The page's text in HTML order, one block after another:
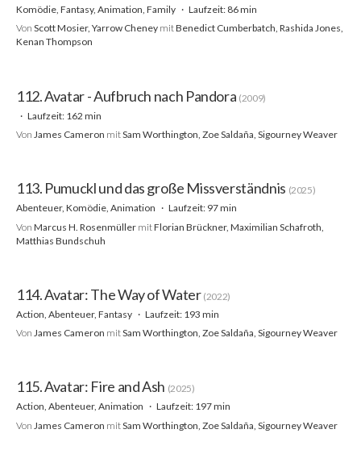
Komödie, Fantasy, Animation, Family
Laufzeit: 86 min
Von Scott Mosier, Yarrow Cheney mitBenedict Cumberbatch, Rashida Jones,
Kenan Thompson
112. Avatar - Aufbruch nach Pandora (2009)
Laufzeit: 162 min
Von James Cameron mitSam Worthington, Zoe Saldaña, Sigourney Weaver
113. Pumuckl und das große Missverständnis (2025)
Abenteuer, Komödie, Animation
Laufzeit: 97 min
Von Marcus H. Rosenmüller mitFlorian Brückner, Maximilian Schafroth,
Matthias Bundschuh
114. Avatar: The Way of Water (2022)
Action, Abenteuer, Fantasy
Laufzeit: 193 min
Von James Cameron mitSam Worthington, Zoe Saldaña, Sigourney Weaver
115. Avatar: Fire and Ash (2025)
Action, Abenteuer, Animation
Laufzeit: 197 min
Von James Cameron mitSam Worthington, Zoe Saldaña, Sigourney Weaver